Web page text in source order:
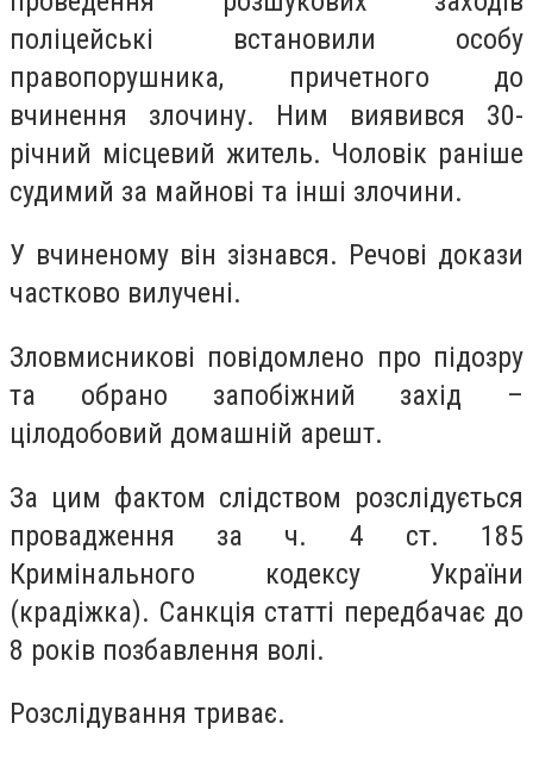
поліцейські встановили особу
правопорушника, причетного до
вчинення злочину. Ним виявився 30-
річний місцевий житель. Чоловік раніше
судимий за майнові та інші злочини.
У вчиненому він зізнався. Речові докази
частково вилучені.
Зловмисникові повідомлено про підозру
та обрано запобіжний захід –
цілодобовий домашній арешт.
За цим фактом слідством розслідується
провадження за ч. 4 ст. 185
Кримінального кодексу України
(крадіжка). Санкція статті передбачає до
8 років позбавлення волі.
Розслідування триває.